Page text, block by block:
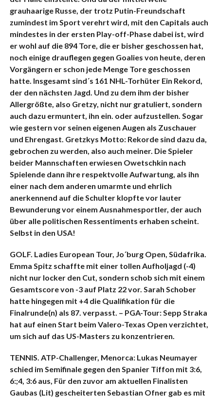
grauhaarige Russe, der trotz Putin-Freundschaft
zumindest im Sport verehrt wird, mit den Capitals auch
mindestes in der ersten Play-off-Phase dabei ist, wird
er wohl auf die 894 Tore, die er bisher geschossen hat,
noch einige drauflegen gegen Goalies von heute, deren
Vorgängern er schon jede Menge Tore geschossen
hatte. Insgesamt sind´s 161 NHL-Torhüter Ein Rekord,
der den nächsten Jagd. Und zu dem ihm der bisher
Allergrößte, also Gretzy, nicht nur gratuliert, sondern
auch dazu ermuntert, ihn ein. oder aufzustellen. Sogar
wie gestern vor seinen eigenen Augen als Zuschauer
und Ehrengast. Gretzkys Motto: Rekorde sind dazu da,
gebrochen zu werden, also auch meiner. Die Spieler
beider Mannschaften erwiesen Owetschkin nach
Spielende dann ihre respektvolle Aufwartung, als ihn
einer nach dem anderen umarmte und ehrlich
anerkennend auf die Schulter klopfte vor lauter
Bewunderung vor einem Ausnahmesportler, der auch
über alle politischen Ressentiments erhaben scheint.
Selbst in den USA!
GOLF. Ladies European Tour, Jo´burg Open, Südafrika.
Emma Spitz schaffte mit einer tollen Aufholjagd (-4)
nicht nur locker den Cut, sondern schob sich mit einem
Gesamtscore von -3 auf Platz 22 vor. Sarah Schober
hatte hingegen mit +4 die Qualifikation für die
Finalrunde(n) als 87. verpasst. – PGA-Tour: Sepp Straka
hat auf einen Start beim Valero-Texas Open verzichtet,
um sich auf das US-Masters zu konzentrieren.
TENNIS. ATP-Challenger, Menorca: Lukas Neumayer
schied im Semifinale gegen den Spanier Tiffon mit 3:6,
6:;4, 3:6 aus, Für den zuvor am aktuellen Finalisten
Gaubas (Lit) gescheiterten Sebastian Ofner gab es mit